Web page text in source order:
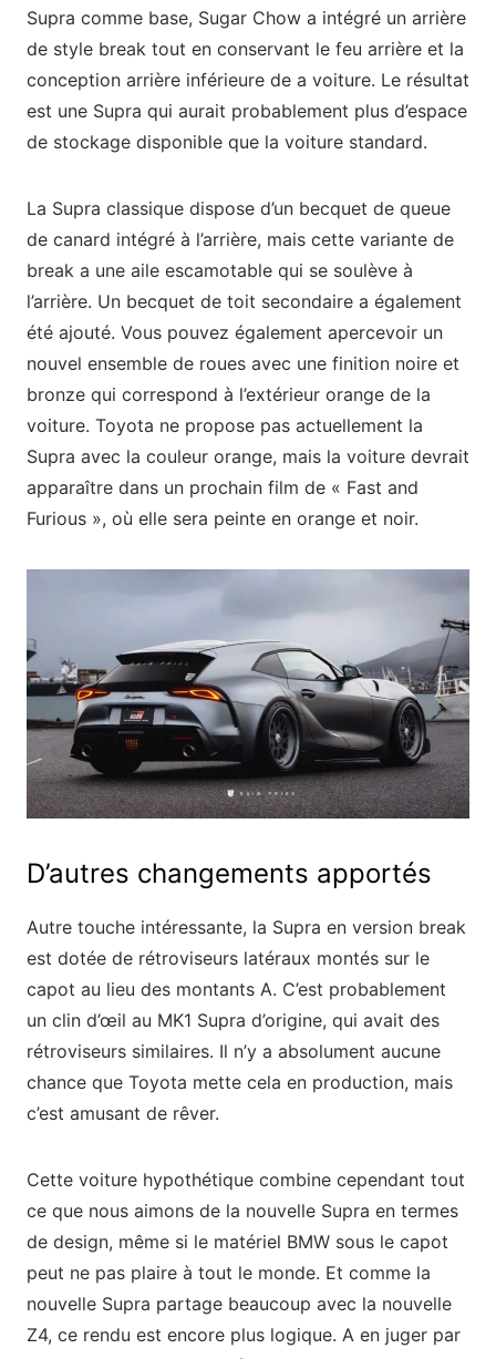
Supra comme base, Sugar Chow a intégré un arrière
de style break tout en conservant le feu arrière et la
conception arrière inférieure de a voiture. Le résultat
est une Supra qui aurait probablement plus d’espace
de stockage disponible que la voiture standard.
La Supra classique dispose d’un becquet de queue
de canard intégré à l’arrière, mais cette variante de
break a une aile escamotable qui se soulève à
l’arrière. Un becquet de toit secondaire a également
été ajouté. Vous pouvez également apercevoir un
nouvel ensemble de roues avec une finition noire et
bronze qui correspond à l’extérieur orange de la
voiture. Toyota ne propose pas actuellement la
Supra avec la couleur orange, mais la voiture devrait
apparaître dans un prochain film de « Fast and
Furious », où elle sera peinte en orange et noir.
D’autres changements apportés
Autre touche intéressante, la Supra en version break
est dotée de rétroviseurs latéraux montés sur le
capot au lieu des montants A. C’est probablement
un clin d’œil au MK1 Supra d’origine, qui avait des
rétroviseurs similaires. Il n’y a absolument aucune
chance que Toyota mette cela en production, mais
c’est amusant de rêver.
Cette voiture hypothétique combine cependant tout
ce que nous aimons de la nouvelle Supra en termes
de design, même si le matériel BMW sous le capot
peut ne pas plaire à tout le monde. Et comme la
nouvelle Supra partage beaucoup avec la nouvelle
Z4, ce rendu est encore plus logique. A en juger par